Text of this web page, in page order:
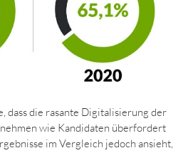
dass die rasante Digitalisierung der
wie Kandidaten überfordert
im Vergleich jedoch ansieht,